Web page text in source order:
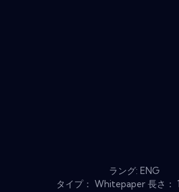
ラング: ENG
タイプ： Whitepaper 長さ：